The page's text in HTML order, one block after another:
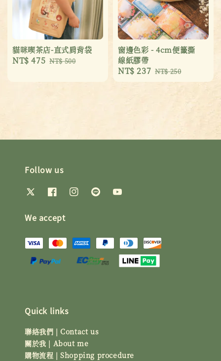
貓咪喫茶店-直式肩背袋
Sale
NT$ 475 Regular
NT$ 500
窗邊色彩 - 4cm便籤撕
線紙膠帶
Sale
price
NT$ 237 Regular
price
NT$ 250
Follow us
We accept
Quick links
聯絡我們 | Contact us
關於我 | About me
購物流程 | Shopping procedure